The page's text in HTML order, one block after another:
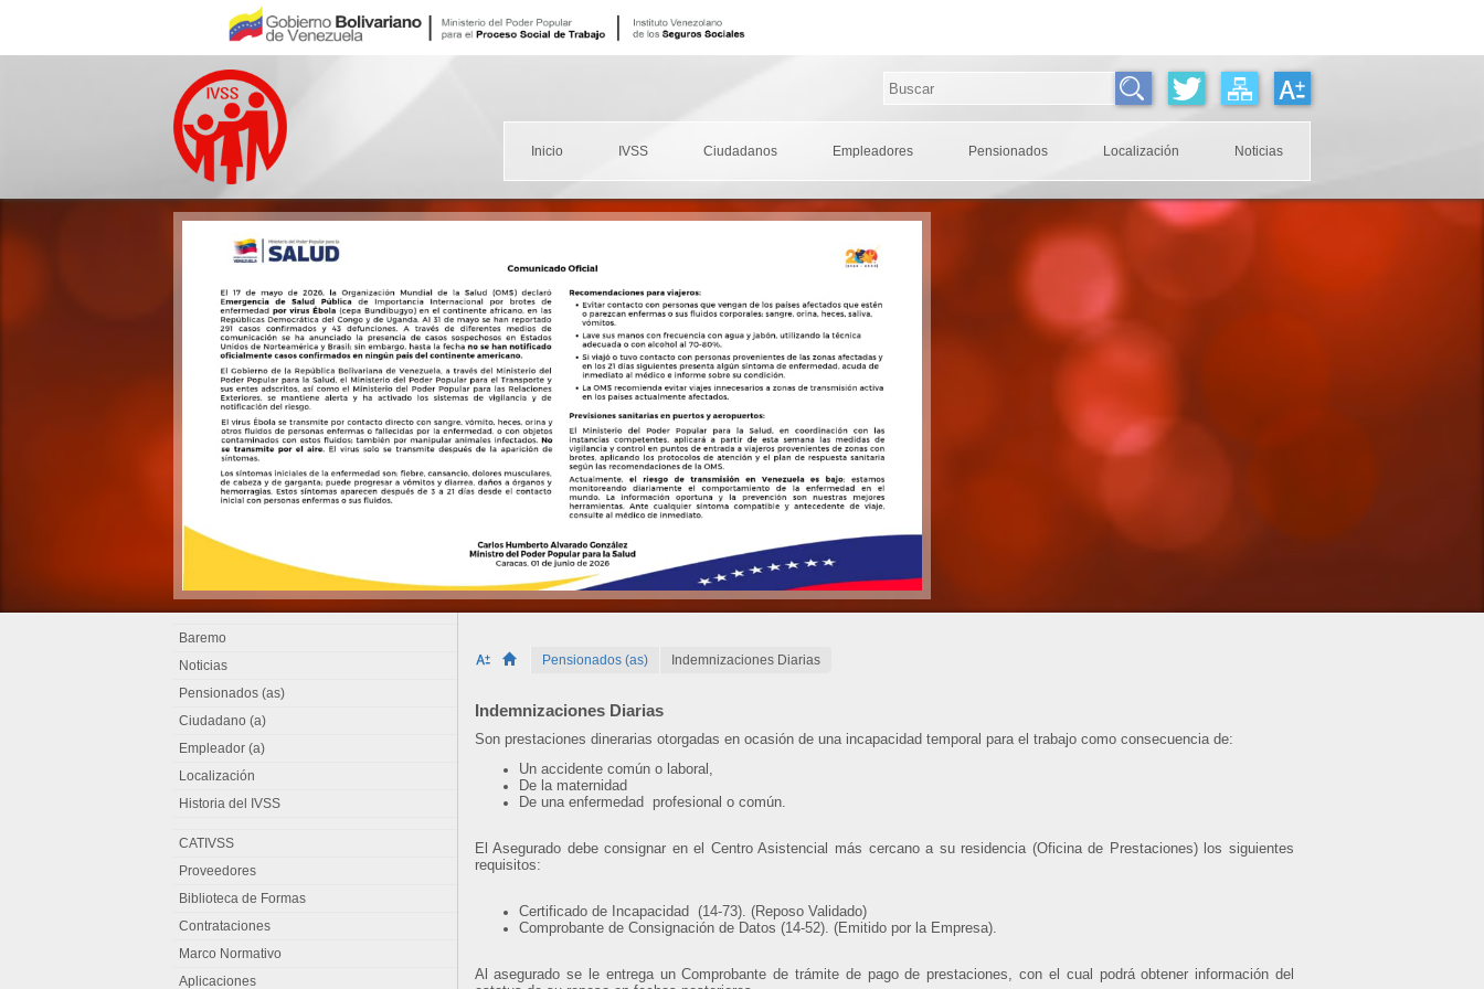
Pensionados (as) Indemnizaciones Diarias
Indemnizaciones Diarias
Son prestaciones dinerarias otorgadas en ocasión de una incapacidad temporal para el trabajo como consecuencia de:
Un accidente común o laboral,
De la maternidad
De una enfermedad profesional o común.
El Asegurado debe consignar en el Centro Asistencial más cercano a su residencia (Oficina de Prestaciones) los siguientes
requisitos:
Certificado de Incapacidad (14-73). (Reposo Validado)
Comprobante de Consignación de Datos (14-52). (Emitido por la Empresa).
Al asegurado se le entrega un Comprobante de trámite de pago de prestaciones, con el cual podrá obtener información del
Baremo
Noticias
Pensionados (as)
Ciudadano (a)
Empleador (a)
Localización
Historia del IVSS
CATIVSS
Proveedores
Biblioteca de Formas
Contrataciones
Marco Normativo
Aplicaciones
Inicio IVSS Ciudadanos Empleadores Pensionados Localización Noticias